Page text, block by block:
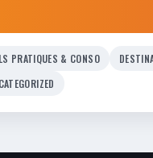
PRATIQUES & CONSO